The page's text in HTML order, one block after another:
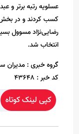
عسلویه رتبه برتر و
کسب کردند و در
رضایی‌نژاد مسوول
انتخاب شد.
گروه خبری : مدیران
کد خبر : 43648
کپی لینک کوتاه